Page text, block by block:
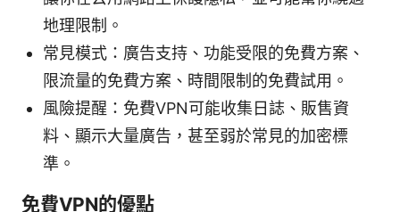
地理限制。
常見模式：廣告支持、功能受限的免費方案、
限流量的免費方案、時間限制的免費試用。
風險提醒：免費VPN可能收集日誌、販售資
料、顯示大量廣告，甚至弱於常見的加密標
準。
免費VPN的優點